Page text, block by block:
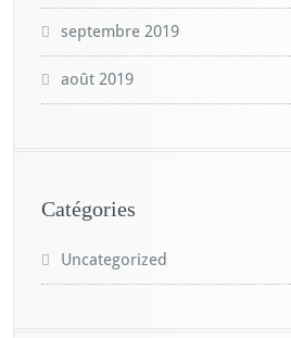
septembre 2019
août 2019
Catégories
Uncategorized